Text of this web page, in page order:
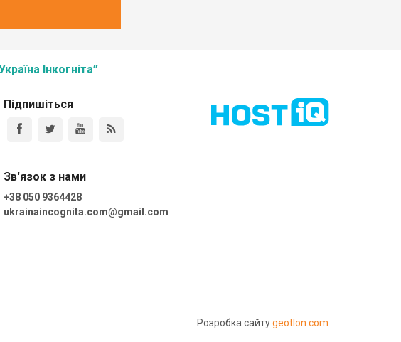
Інкогніта”
Підпишіться
Зв'язок з нами
+38 050 9364428
ukrainaincognita.com@gmail.com
Розробка сайтуgeotlon.com